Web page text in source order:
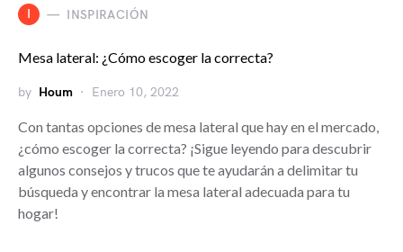
I INSPIRACIÓN
Mesa lateral: ¿Cómo escoger la correcta?
by Houm Enero 10, 2022
Con tantas opciones de mesa lateral que hay en el mercado,
¿cómo escoger la correcta? ¡Sigue leyendo para descubrir
algunos consejos y trucos que te ayudarán a delimitar tu
búsqueda y encontrar la mesa lateral adecuada para tu
hogar!